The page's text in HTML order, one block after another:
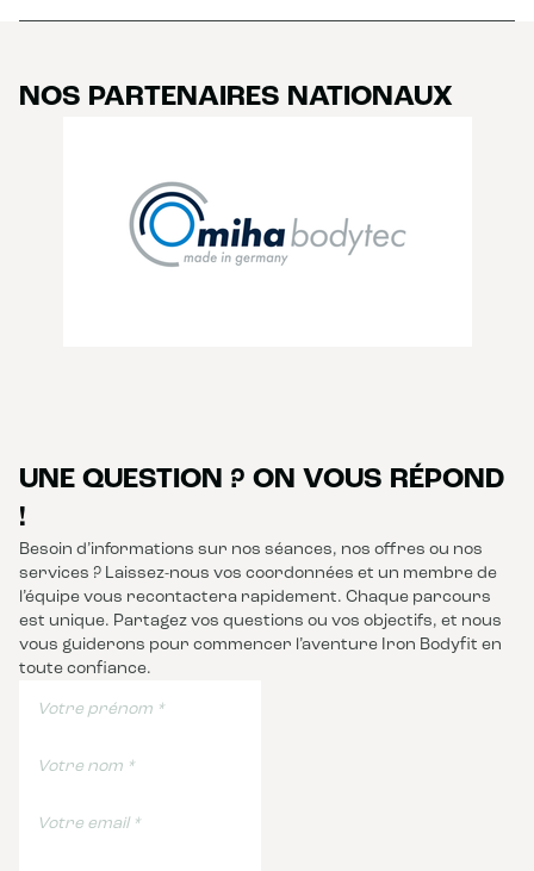
NOS PARTENAIRES NATIONAUX
UNE QUESTION ? ON VOUS RÉPOND
!
Besoin d’informations sur nos séances, nos offres ou nos
services ? Laissez-nous vos coordonnées et un membre de
l’équipe vous recontactera rapidement. Chaque parcours
est unique. Partagez vos questions ou vos objectifs, et nous
vous guiderons pour commencer l’aventure Iron Bodyfit en
toute confiance.